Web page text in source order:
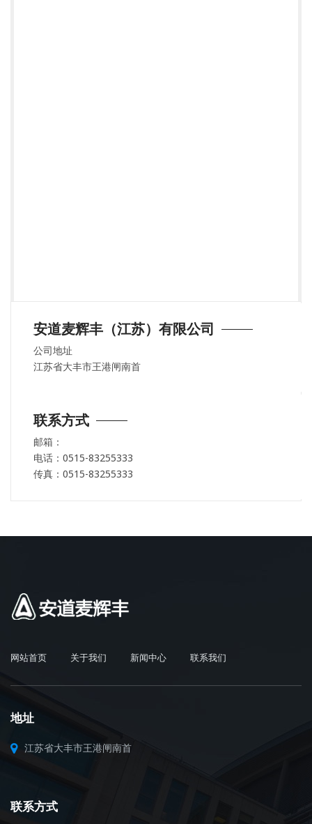
安道麦辉丰（江苏）有限公司
公司地址
江苏省大丰市王港闸南首
联系方式
邮箱：
电话：0515-83255333
传真：0515-83255333
网站首页 关于我们 新闻中心 联系我们
地址
江苏省大丰市王港闸南首
联系方式